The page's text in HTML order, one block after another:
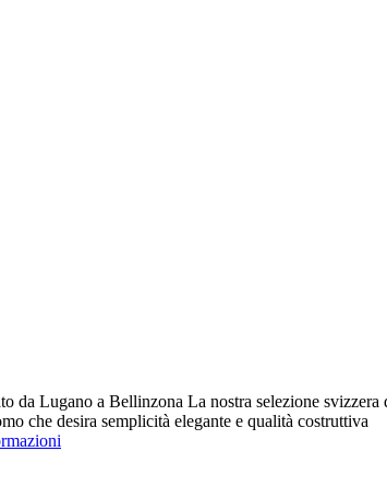
da Lugano a Bellinzona La nostra selezione svizzera
che desira semplicità elegante e qualità costruttiva